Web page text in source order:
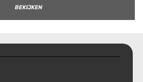
BEKIJKEN